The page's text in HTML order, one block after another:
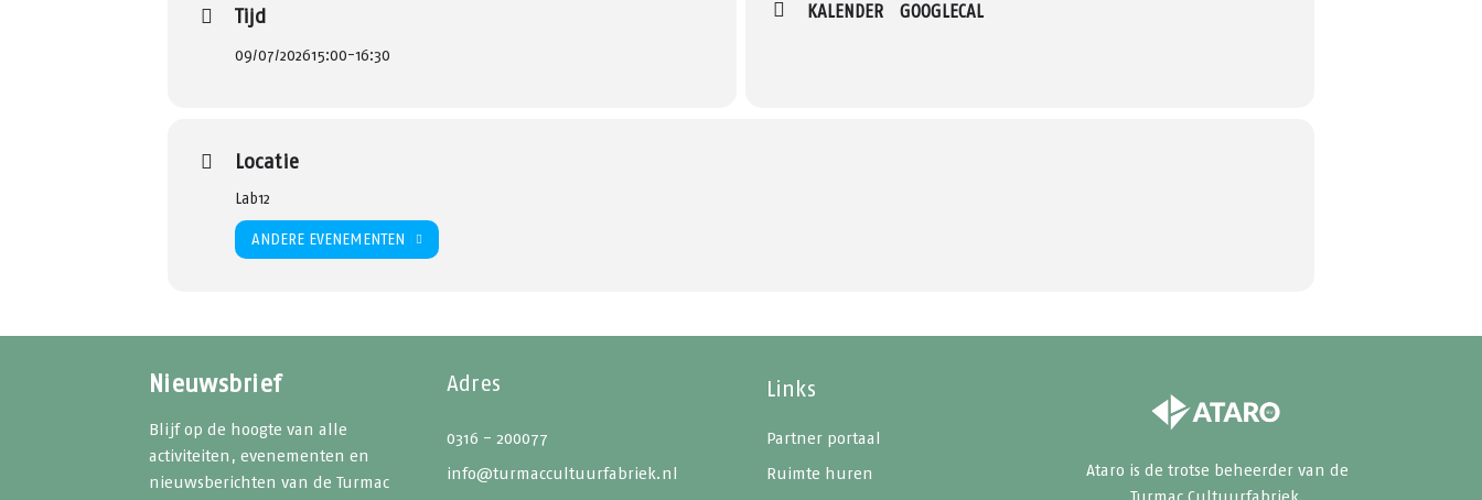
Tijd
09/07/202615:00-16:30
KALENDER GOOGLECAL
Locatie
Lab12
ANDERE EVENEMENTEN
Nieuwsbrief
Blijf op de hoogte van alle
activiteiten, evenementen en
nieuwsberichten van de Turmac
Adres
0316 - 200077
info@turmaccultuurfabriek.nl
Links
Partner portaal
Ruimte huren
Ataro is de trotse beheerder van de